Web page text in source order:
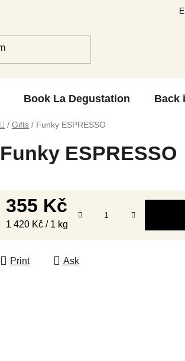
Book La Degustation Back
Home
/ Gifts / Funky ESPRESSO
Funky ESPRESSO
355 Kč
Measure price:
1 420 Kč / 1 kg
Print Ask